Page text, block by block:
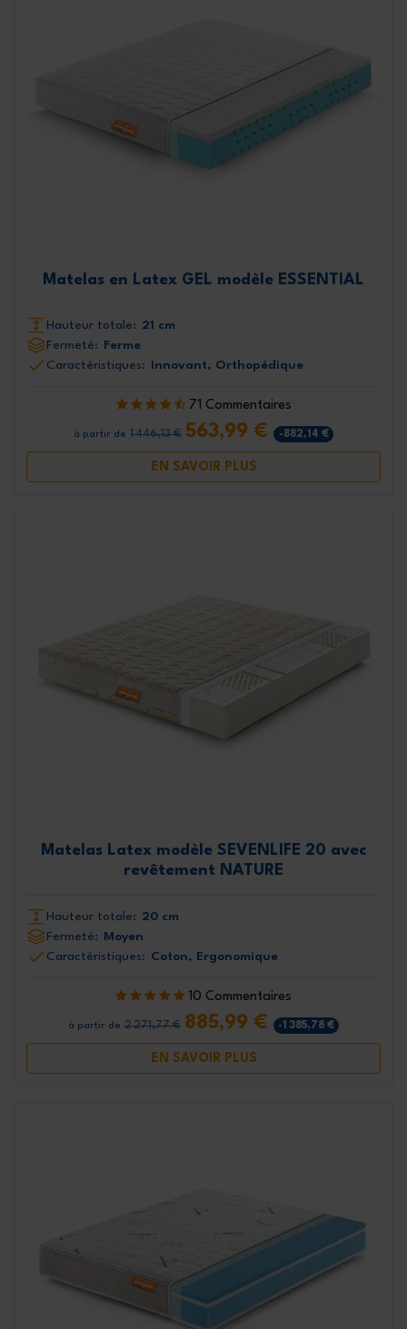
Matelas en Latex GEL modèle ESSENTIAL
Hauteur totale: 21 cm
Fermeté:
Ferme
Caractéristiques:
Innovant, Orthopédique
71 Commentaires
à partir de 1 446,13 € 563,99 € -882,14 €
EN SAVOIR PLUS
Matelas Latex modèle SEVENLIFE 20 avec
revêtement NATURE
Hauteur totale: 20 cm
Fermeté:
Moyen
Caractéristiques: Coton, Ergonomique
10 Commentaires
à partir de 2 271,77 € 885,99 € -1 385,78 €
EN SAVOIR PLUS